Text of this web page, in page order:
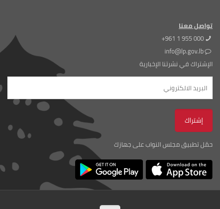
تواصل معنا
+961 1 955 000
info@lp.gov.lb
الإشتراك في نشرتنا الإخبارية
حمّل تطبيق مجلس النواب على جهازك